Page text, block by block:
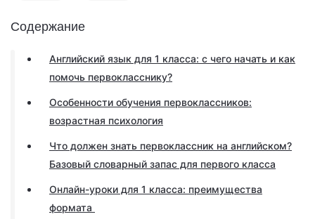
Содержание
Английский язык для 1 класса: с чего начать и как
помочь первокласснику?
Особенности обучения первоклассников:
возрастная психология
Что должен знать первоклассник на английском?
Базовый словарный запас для первого класса
Онлайн-уроки для 1 класса: преимущества
формата